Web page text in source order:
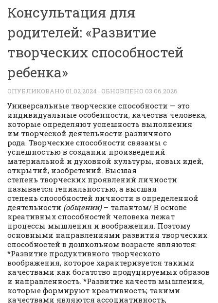
Консультация для
родителей: «Развитие
творческих способностей
ребенка»
ОПУБЛИКОВАНО 01.02.2024 · ОБНОВЛЕНО 03.06.2026
Универсальные творческие способности — это
индивидуальные особенности, качества человека,
которые определяют успешность выполнения
им творческой деятельности различного
рода. Творческие способности связаны с
успешностью в создании произведений
материальной и духовной культуры, новых идей,
открытий, изобретений. Высшая
степень творческих проявлений личности
называется гениальностью, а высшая
степень способностей личности в определенной
деятельности (общении)– талантом/ В основе
креативных способностей человека лежат
процессы мышления и воображения. Поэтому
основными направлениями развития творческих
способностей в дошкольном возрасте являются:
*Развитие продуктивного творческого
воображения, которое характеризуется такими
качествами как богатство продуцируемых образов
и направленность. *Развитие качеств мышления,
которые формируют креативность; такими
качествами являются ассоциативность,